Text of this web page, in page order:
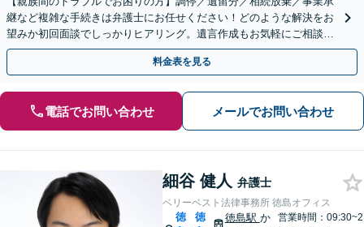
継など複雑な手続きは弁護士にお任せください！どのような解決をお
望みか初回面談でしっかりヒアリング。遺言作成もお気軽にご相談く
ださい。
料金表を見る
電話でお問い合わせ メールでお問い合わせ
細谷 健人 弁護士
ベリーベスト法律事務所 徳島オフィス
徳
徳
徳島駅 か
営業時間：09:30~2